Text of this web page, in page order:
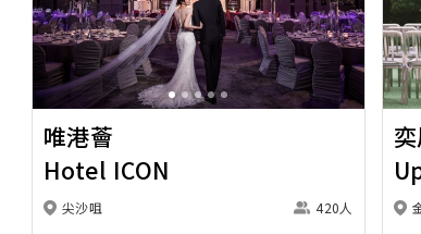
Previous Next
唯港薈
Hotel ICON
尖沙咀 420人